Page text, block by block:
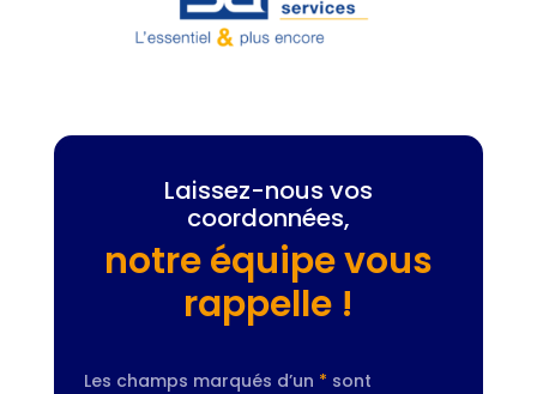
Laissez-nous vos
coordonnées,
notre équipe vous
rappelle !
Les champs marqués d’un * sont